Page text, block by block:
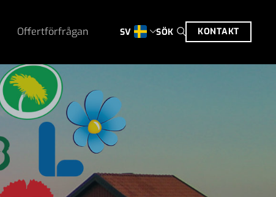
Offertförfrågan SV SÖK KONTAKT